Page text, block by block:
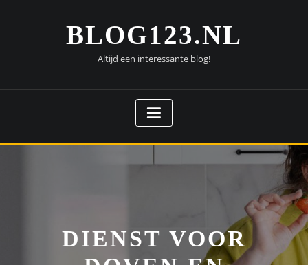
BLOG123.NL
Altijd een interessante blog!
DIENST VOOR